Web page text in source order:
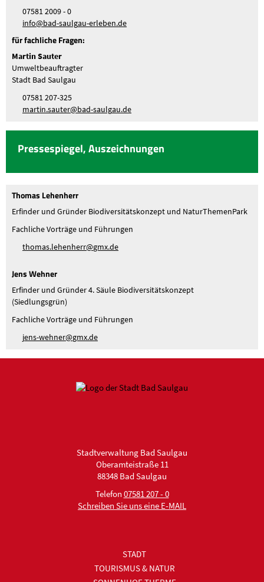
07581 2009 - 0
nf
b d-s lg - rl b n d
für fachliche Fragen:
Martin Sauter
Umweltbeauftragter
Stadt Bad Saulgau
07581 207-325
m rt n s t r b d-s lg d
Pressespiegel, Auszeichnungen
Thomas Lehenherr
Erfinder und Gründer Biodiversitätskonzept und NaturThemenPark
Fachliche Vorträge und Führungen
th m s l h nh rr gmxd
Jens Wehner
Erfinder und Gründer 4. Säule Biodiversitätskonzept
(Siedlungsgrün)
Fachliche Vorträge und Führungen
j ns-w hn r gmxd
Stadtverwaltung Bad Saulgau
Oberamteistraße 11
88348 Bad Saulgau
Telefon 07581 207 - 0
Schreiben Sie uns eine E-MAIL
STADT
TOURISMUS & NATUR